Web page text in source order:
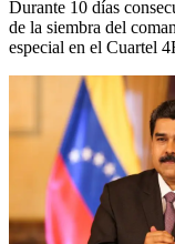
Durante 10 días
de la siembra del
especial en el Cuartel